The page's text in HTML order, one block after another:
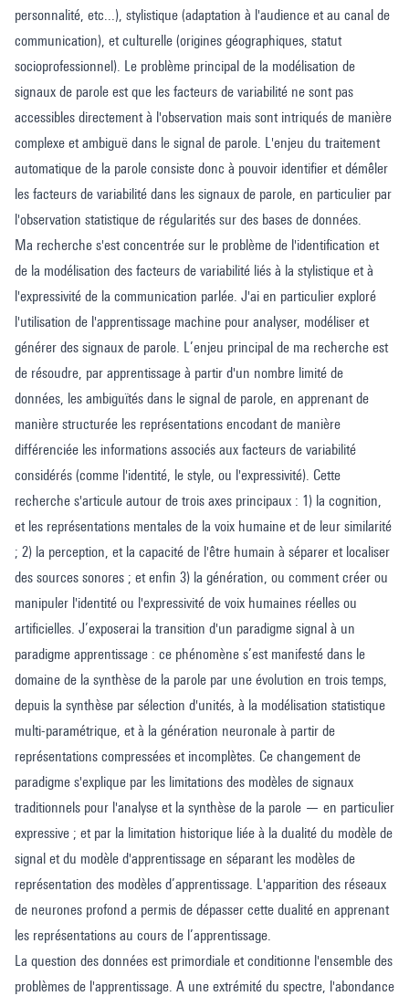
personnalité, etc...), stylistique (adaptation à l'audience et au canal de
communication), et culturelle (origines géographiques, statut
socioprofessionnel). Le problème principal de la modélisation de
signaux de parole est que les facteurs de variabilité ne sont pas
accessibles directement à l'observation mais sont intriqués de manière
complexe et ambiguë dans le signal de parole. L'enjeu du traitement
automatique de la parole consiste donc à pouvoir identifier et démêler
les facteurs de variabilité dans les signaux de parole, en particulier par
l'observation statistique de régularités sur des bases de données.
Ma recherche s'est concentrée sur le problème de l'identification et
de la modélisation des facteurs de variabilité liés à la stylistique et à
l'expressivité de la communication parlée. J'ai en particulier exploré
l'utilisation de l'apprentissage machine pour analyser, modéliser et
générer des signaux de parole. L’enjeu principal de ma recherche est
de résoudre, par apprentissage à partir d'un nombre limité de
données, les ambiguïtés dans le signal de parole, en apprenant de
manière structurée les représentations encodant de manière
différenciée les informations associés aux facteurs de variabilité
considérés (comme l'identité, le style, ou l'expressivité). Cette
recherche s'articule autour de trois axes principaux : 1) la cognition,
et les représentations mentales de la voix humaine et de leur similarité
; 2) la perception, et la capacité de l'être humain à séparer et localiser
des sources sonores ; et enfin 3) la génération, ou comment créer ou
manipuler l'identité ou l'expressivité de voix humaines réelles ou
artificielles. J’exposerai la transition d'un paradigme signal à un
paradigme apprentissage : ce phénomène s’est manifesté dans le
domaine de la synthèse de la parole par une évolution en trois temps,
depuis la synthèse par sélection d'unités, à la modélisation statistique
multi-paramétrique, et à la génération neuronale à partir de
représentations compressées et incomplètes. Ce changement de
paradigme s'explique par les limitations des modèles de signaux
traditionnels pour l'analyse et la synthèse de la parole — en particulier
expressive ; et par la limitation historique liée à la dualité du modèle de
signal et du modèle d'apprentissage en séparant les modèles de
représentation des modèles d’apprentissage. L'apparition des réseaux
de neurones profond a permis de dépasser cette dualité en apprenant
les représentations au cours de l’apprentissage.
La question des données est primordiale et conditionne l'ensemble des
problèmes de l'apprentissage. A une extrémité du spectre, l'abondance